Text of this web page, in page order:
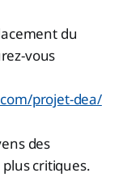
du
vous
projet-dea/
des
critiques.